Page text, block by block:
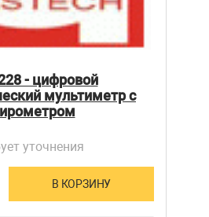
- цифровой
мультиметр с
уточнения
В КОРЗИНУ